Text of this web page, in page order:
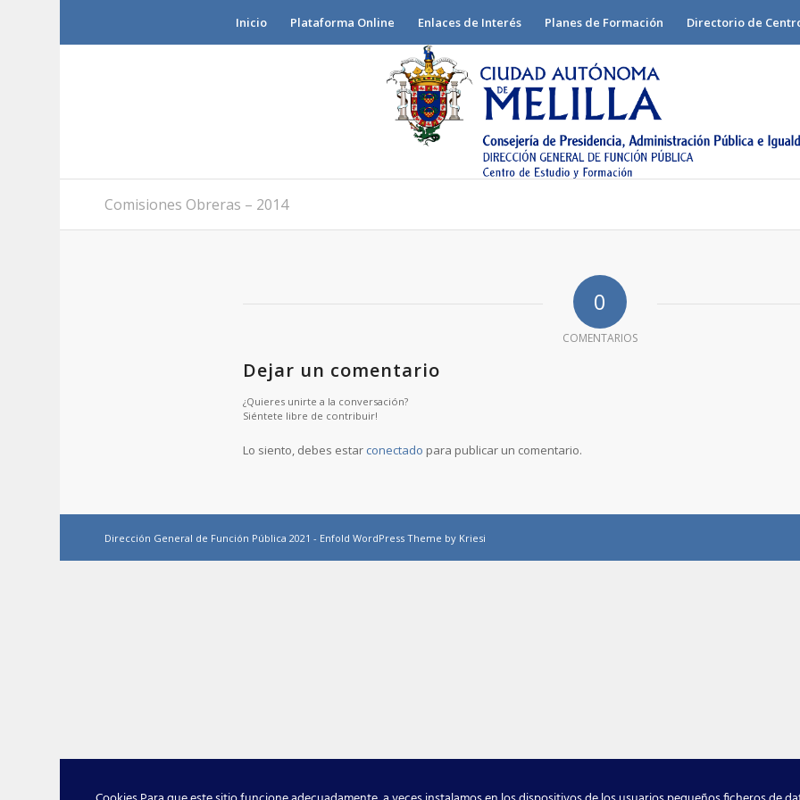
Inicio Plataforma Online Enlaces de Interés Planes de Formación Directorio de
Comisiones Obreras – 2014
0
COMENTARIOS
Dejar un comentario
¿Quieres unirte a la conversación?
Siéntete libre de contribuir!
Lo siento, debes estar conectado para publicar un comentario.
Dirección General de Función Pública 2021 - Enfold WordPress Theme by Kriesi